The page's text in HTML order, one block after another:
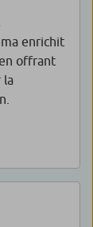
enrichit
offrant
la